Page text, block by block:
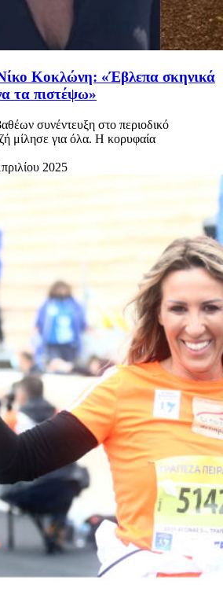
Κοκλώνη: «Έβλεπα σκηνικά
τα πιστέψω»
συνέντευξη στο περιοδικό
μίλησε για όλα. Η κορυφαία
2025